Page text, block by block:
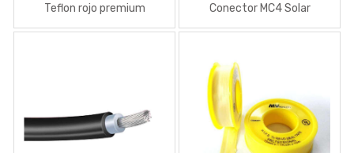
Teflon rojo premium Conector MC4 Solar